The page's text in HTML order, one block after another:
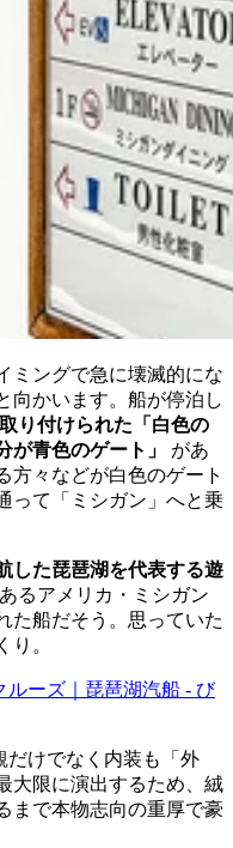
ミングで急に壊滅的にな
向かいます。船が停泊し
取り付けられた「白色の
が青色のゲート」
があ
方々などが白色のゲート
って「ミシガン」へと乗
した琵琶湖を代表する遊
るアメリカ・ミシガン
た船だそう。思っていた
り。
ルーズ｜琵琶湖汽船 - び
だけでなく内装も「外
大限に演出するため、絨
まで本物志向の重厚で豪